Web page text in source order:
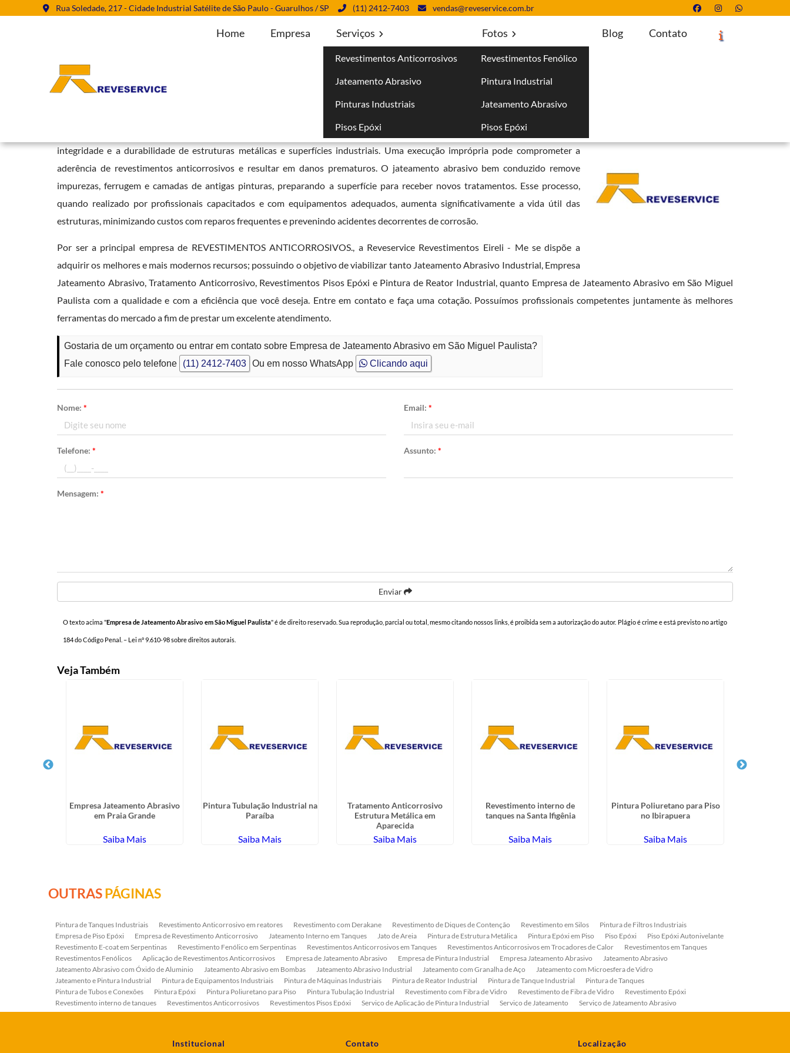
Rua Soledade, 217 - Cidade Industrial Satélite de São Paulo - Guarulhos / SP (11) 2412-7403 vendas@reveservice.com.br
Home Empresa Serviços
Revestimentos Anticorrosivos
Jateamento Abrasivo
Pinturas Industriais
Pisos Epóxi
Fotos
Revestimentos Fenólico
Pintura Industrial
Jateamento Abrasivo
Pisos Epóxi
Blog Contato
Empresa de Jateamento Abrasivo em São Miguel Paulista Solicite um Orçamento
Empresa de Jateamento Abrasivo em São Miguel Paulista
bem qualificada é essencial para garantir a
integridade e a durabilidade de estruturas metálicas e superfícies industriais. Uma execução imprópria pode comprometer a
aderência de revestimentos anticorrosivos e resultar em danos prematuros. O jateamento abrasivo bem conduzido remove
impurezas, ferrugem e camadas de antigas pinturas, preparando a superfície para receber novos tratamentos. Esse processo,
quando realizado por profissionais capacitados e com equipamentos adequados, aumenta significativamente a vida útil das
estruturas, minimizando custos com reparos frequentes e prevenindo acidentes decorrentes de corrosão.
Por ser a principal empresa de REVESTIMENTOS ANTICORROSIVOS., a Reveservice Revestimentos Eireli - Me se dispõe a
adquirir os melhores e mais modernos recursos; possuindo o objetivo de viabilizar tanto Jateamento Abrasivo Industrial, Empresa
Jateamento Abrasivo, Tratamento Anticorrosivo, Revestimentos Pisos Epóxi e Pintura de Reator Industrial, quanto Empresa de Jateamento Abrasivo em São Miguel
Paulista com a qualidade e com a eficiência que você deseja. Entre em contato e faça uma cotação. Possuímos profissionais competentes juntamente às melhores
ferramentas do mercado a fim de prestar um excelente atendimento.
Gostaria de um orçamento ou entrar em contato sobre Empresa de Jateamento Abrasivo em São Miguel Paulista?
Fale conosco pelo telefone
(11) 2412-7403 Ou em nosso WhatsApp Clicando aqui
Nome:* Email: *
Telefone:* Assunto: *
Mensagem:*
Enviar
O texto acima "Empresa de Jateamento Abrasivo em São Miguel Paulista" é de direito reservado. Sua reprodução, parcial ou total, mesmo citando nossos links, é proibida sem a autorização do autor. Plágio é crime e está previsto no artigo
184 do Código Penal. – Lei n° 9.610-98 sobre direitos autorais
Veja Também
Empresa Jateamento Abrasivo
em Praia Grande
Saiba Mais
Pintura Tubulação Industrial na
Paraíba
Saiba Mais
Tratamento Anticorrosivo
Estrutura Metálica em
Aparecida
Saiba Mais
Revestimento interno de
tanques na Santa Ifigênia
Saiba Mais
Pintura Poliuretano para Piso
no Ibirapuera
Saiba Mais
OUTRASPÁGINAS
Pintura de Tanques Industriais Revestimento Anticorrosivo em reatores Revestimento com Derakane Revestimento de Diques de Contenção Revestimento em Silos
Pintura de Filtros Industriais
Empresa de Piso Epóxi
Empresa de Revestimento Anticorrosivo Jateamento Interno em Tanques Jato de Areia Pintura de Estrutura Metálica Pintura Epóxi em Piso Piso Epóxi
Piso Epóxi Autonivelante
Revestimento E-coat em Serpentinas
Revestimento Fenólico em Serpentinas Revestimentos Anticorrosivos em Tanques Revestimentos Anticorrosivos em Trocadores de Calor
Revestimentos em Tanques
Revestimentos Fenólicos
Aplicação de Revestimentos Anticorrosivos Empresa de Jateamento Abrasivo Empresa de Pintura Industrial Empresa Jateamento Abrasivo
Jateamento Abrasivo
Jateamento Abrasivo com Óxido de Aluminio
Jateamento Abrasivo em Bombas Jateamento Abrasivo Industrial Jateamento com Granalha de Aço
Jateamento com Microesfera de Vidro
Jateamento e Pintura Industrial
Pintura de Equipamentos Industriais Pintura de Máquinas Industriais Pintura de Reator Industrial Pintura de Tanque Industrial
Pintura de Tanques
Pintura de Tubos e Conexões
Pintura Epóxi Pintura Poliuretano para Piso Pintura Tubulação Industrial Revestimento com Fibra de Vidro Revestimento de Fibra de Vidro
Revestimento Epóxi
Revestimento interno de tanques
Revestimentos Anticorrosivos Revestimentos Pisos Epóxi Serviço de Aplicação de Pintura Industrial Serviço de Jateamento
Serviço de Jateamento Abrasivo
Serviço de Jateamento e Pintura
Serviço de Jateamento em Bombas Serviço de Pintura de Bombas Industriais Serviço de Pintura de Tanque Industrial
Serviço de Pintura de Válvulas
Institucional Contato Localização